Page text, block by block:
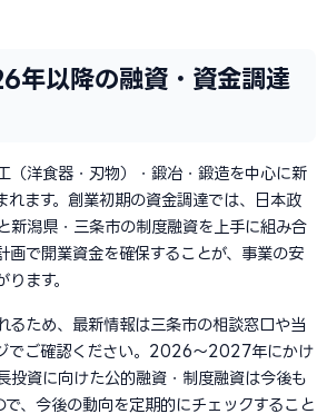
年以降の融資・資金調達
（洋食器・刃物）・鍛冶・鍛造を中心に新
れます。創業初期の資金調達では、日本政
新潟県・三条市の制度融資を上手に組み合
画で開業資金を確保することが、事業の安
ます。
るため、最新情報は三条市の相談窓口や当
でご確認ください。2026〜2027年にかけ
投資に向けた公的融資・制度融資は今後も
で、今後の動向を定期的にチェックすること